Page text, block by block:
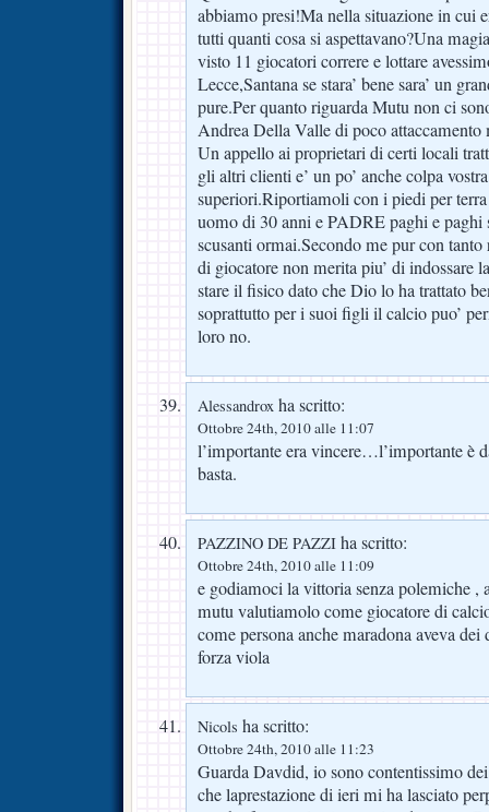
abbiamo presi!Ma nella situazione in cui
tutti quanti cosa si aspettavano?Una
visto 11 giocatori correre e lottare
Lecce,Santana se stara’ bene sara’ un
pure.Per quanto riguarda Mutu non ci
Andrea Della Valle di poco attaccamento
Un appello ai proprietari di certi locali
gli altri clienti e’ un po’ anche colpa
superiori.Riportiamoli con i piedi per
uomo di 30 anni e PADRE paghi e paghi
scusanti ormai.Secondo me pur con
di giocatore non merita piu’ di indossare
stare il fisico dato che Dio lo ha trattato
soprattutto per i suoi figli il calcio puo’
loro no.
Alessandrox ha scritto:
Ottobre 24th, 2010 alle 11:07
l’importante era vincere…l’importante è
basta.
PAZZINO DE PAZZI ha scritto:
Ottobre 24th, 2010 alle 11:09
e godiamoci la vittoria senza polemiche
mutu valutiamolo come giocatore di
come persona anche maradona aveva
forza viola
Nicols ha scritto:
Ottobre 24th, 2010 alle 11:23
Guarda Davdid, io sono contentissimo
che laprestazione di ieri mi ha lasciato